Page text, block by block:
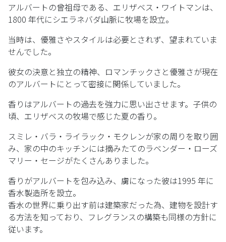
アルバートの曾祖母である、エリザベス・ワイトマンは、
1800 年代にシエラネバダ山脈に牧場を設立。
当時は、優雅さやスタイルは必要とされず、望まれていま
せんでした。
彼女の決意と独立の精神、ロマンチックさと優雅さが現在
のアルバートにとって密接に関係していました。
香りはアルバートの過去を強力に思い出させます。子供の
頃、エリザベスの牧場で感じた夏の香り。
スミレ・バラ・ライラック・モクレンが家の周りを取り囲
み、家の中のキッチンには摘みたてのラベンダー・ローズ
マリー・セージがたくさんありました。
香りがアルバートを包み込み、虜になった彼は1995 年に
香水製造所を設立。
香水の世界に乗り出す前は建築家だった為、建物を設計す
る方法を知っており、フレグランスの構築も同様の方針に
従います。